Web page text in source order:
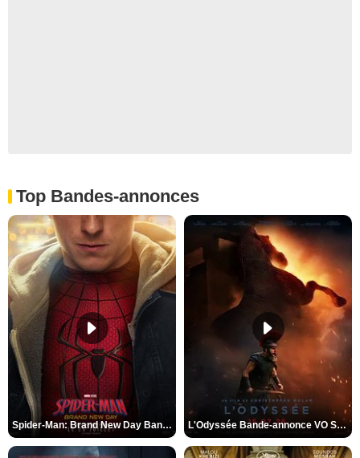
Top Bandes-annonces
Spider-Man: Brand New Day Bande-annonce VO STFR L'Odyssée Bande-annonce VO STFR